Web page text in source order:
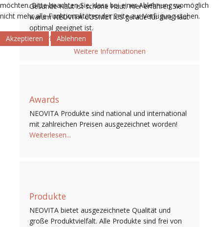
Gesunde Haut ist schöne Haut. Hier erfahren Sie
warum NEOVITA COSMETICS gerade für Ihre Haut
optimal geeignet ist.
Weiterlesen...
Awards
NEOVITA Produkte sind national und international
mit zahlreichen Preisen ausgezeichnet worden!
Weiterlesen...
Produkte
NEOVITA bietet ausgezeichnete Qualität und
große Produktvielfalt. Alle Produkte sind frei von
möchten. Bitte beachten Sie, dass bei einer Ablehnung womöglich
nicht mehr alle Funktionalitäten der Seite zur Verfügung stehen.
Akzeptieren
Ablehnen
Weitere Informationen